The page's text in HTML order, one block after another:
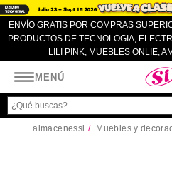
ENVÍO GRATIS POR COMPRAS
PRODUCTOS DE TECNOLOGIA,
LILI PINK, MUEBLES ONLIE,
MENÚ
almacenessi Muebles y